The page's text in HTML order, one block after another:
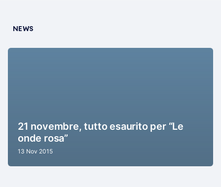
NEWS
21 novembre, tutto esaurito per “Le
onde rosa”
13 Nov 2015